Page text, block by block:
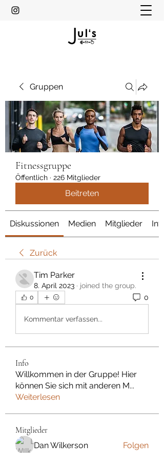
Gruppen
Fitnessgruppe
Öffentlich · 226 Mitglieder
Beitreten
Diskussionen Medien Mitglieder Info
Zurück
Tim Parker
8. April 2023 · joined the group.
0 0
Kommentar verfassen...
Info
Willkommen in der Gruppe! Hier
können Sie sich mit anderen M...
Weiterlesen
Mitglieder
Dan Wilkerson
Folgen